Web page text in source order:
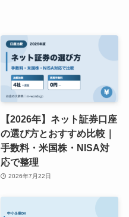
【2026年】ネット証券口座
の選び方とおすすめ比較｜
手数料・米国株・NISA対
応で整理
2026年7月22日